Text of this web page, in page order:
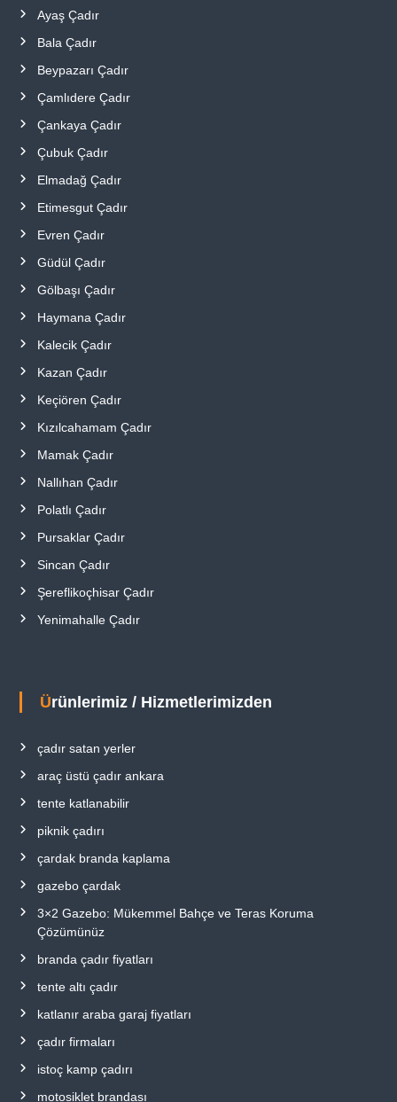
Ayaş Çadır
Bala Çadır
Beypazarı Çadır
Çamlıdere Çadır
Çankaya Çadır
Çubuk Çadır
Elmadağ Çadır
Etimesgut Çadır
Evren Çadır
Güdül Çadır
Gölbaşı Çadır
Haymana Çadır
Kalecik Çadır
Kazan Çadır
Keçiören Çadır
Kızılcahamam Çadır
Mamak Çadır
Nallıhan Çadır
Polatlı Çadır
Pursaklar Çadır
Sincan Çadır
Şereflikoçhisar Çadır
Yenimahalle Çadır
Ürünlerimiz / Hizmetlerimizden
çadır satan yerler
araç üstü çadır ankara
tente katlanabilir
piknik çadırı
çardak branda kaplama
gazebo çardak
3×2 Gazebo: Mükemmel Bahçe ve Teras Koruma
Çözümünüz
branda çadır fiyatları
tente altı çadır
katlanır araba garaj fiyatları
çadır firmaları
istoç kamp çadırı
motosiklet brandası